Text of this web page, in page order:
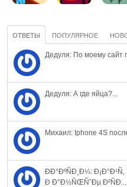
ОТВЕТЫ ПОПУЛЯРНОЕ
Дедуля: По моему сайт
Дедуля: А где яйца?...
Михаил: Iphone 4S
ÐÐ°ÐºÑÐ¸Ð¼:
Ð Ð°Ð½ÑŒÑˆÐµ Ð²ÑÐ...